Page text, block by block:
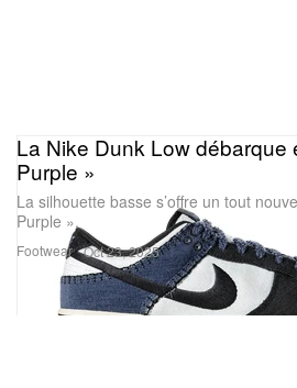
Footwear
La Nike Dunk Low débarque
Purple »
La silhouette basse s’offre un tout
Purple ».
Oct 23, 2025